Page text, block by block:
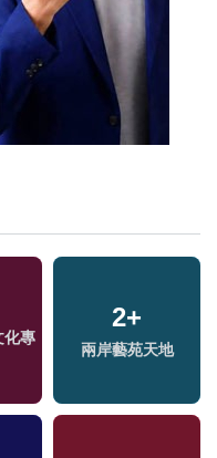
化專
2+
兩岸藝苑天地